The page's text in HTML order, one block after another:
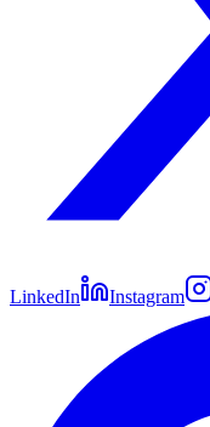
LinkedIn Instagram